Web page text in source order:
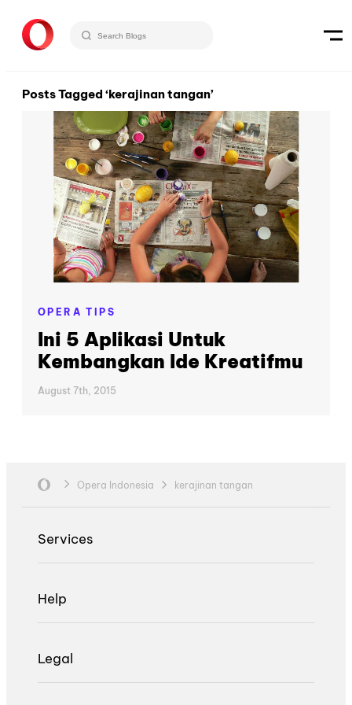
Posts Tagged ‘kerajinan tangan’
OPERA TIPS
Ini 5 Aplikasi Untuk
Kembangkan Ide Kreatifmu
August 7th, 2015
Opera Indonesia kerajinan tangan
Services
Help
Legal